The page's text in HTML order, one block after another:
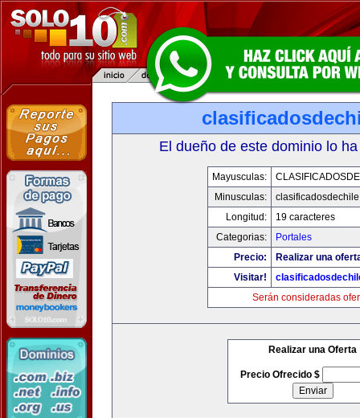
El dueño de este dominio lo
Mayusculas:
Minusculas:
Longitud:
19 caracteres
Categorias:
Portales
Precio:
Realizar una
Visitar!
Serán consideradas
Realizar una Oferta
Precio Ofrecido $